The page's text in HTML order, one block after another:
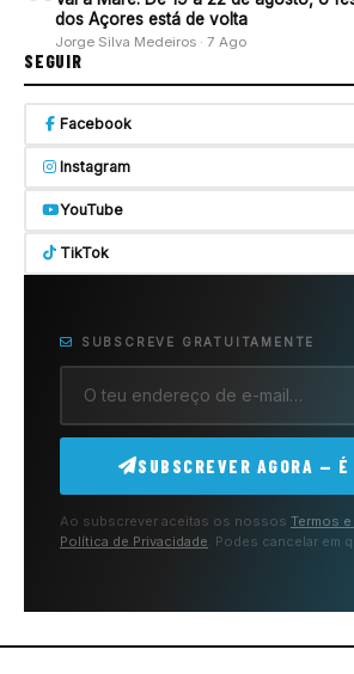
dos Açores está de volta
Jorge Silva Medeiros · 7 Ago
SEGUIR
Facebook
Instagram
YouTube
TikTok
SUBSCREVE GRATUITAMENTE
SUBSCREVER AGORA — É
Ao subscrever aceitas os nossos Termos
Política de Privacidade . Podes cancelar em